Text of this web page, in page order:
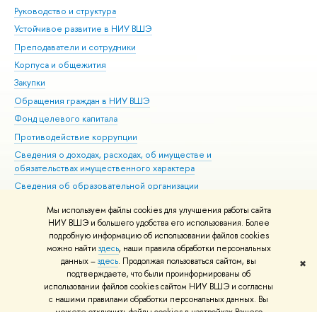
Мы используем файлы cookies для улучшения работы сайта
НИУ ВШЭ и большего удобства его использования. Более
подробную информацию об использовании файлов cookies
можно найти здесь, наши правила обработки персональных
данных –здесь. Продолжая пользоваться сайтом, вы
подтверждаете, что были проинформированы об
использовании файлов cookies сайтом НИУ ВШЭ и согласны
с нашими правилами обработки персональных данных. Вы
✖
Руководство и структура
Устойчивое развитие в НИУ ВШЭ
Преподаватели и сотрудники
Корпуса и общежития
Закупки
Обращения граждан в НИУ ВШЭ
Фонд целевого капитала
Противодействие коррупции
Сведения о доходах, расходах, об имуществе и
обязательствах имущественного характера
Сведения об образовательной организации
Людям с ограниченными возможностями здоровья
Единая платежная страница
Работа в Вышке
© НИУ ВШЭ 1993–2026 Адреса и контакты Условия использования
материалов Политика конфиденциальности Карта сайта